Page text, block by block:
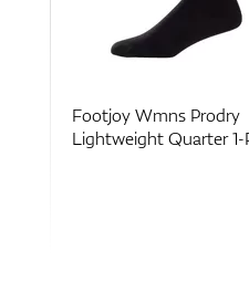
Footjoy Wmns Prodry
Lightweight Quarter 1-